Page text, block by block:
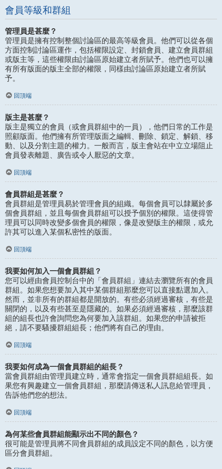
會員等級和群組
管理員是甚麼？
管理員是擁有控制整個討論區的最高等級會員。他們可以從各個
方面控制討論區運作，包括權限設定、封鎖會員、建立會員群組
或版主等，這些權限由討論區原始建立者所賦予。他們也可以擁
有所有版面的版主全部的權限，同樣由討論區原始建立者所賦
予。
回頂端
版主是甚麼？
版主是獨立的會員（或會員群組中的一員），他們日常的工作是
照顧版面。他們擁有所管理版面之編輯、刪除、鎖定、解鎖、移
動、以及分割主題的權力。一般而言，版主會站在中立立場阻止
會員發表離題、廣告或令人厭惡的文章。
回頂端
會員群組是甚麼？
會員群組是管理員易於管理會員的組織。每個會員可以隸屬於多
個會員群組，並且每個會員群組可以授予個別的權限。這使得管
理員可以同時改變多個會員的權限，像是改變版主的權限，或允
許其可以進入某個私密性的版面。
回頂端
我要如何加入一個會員群組？
您可以經由會員控制台中的「會員群組」連結去瀏覽所有的會員
群組。如果您想要加入其中某個群組那麼您可以直接點選加入。
然而，並非所有的群組都是開放的。有些必須經過審核，有些是
關閉的，以及有些甚至是隱藏的。如果必須經過審核，那麼該群
組的組長也許會詢問您為何要加入該群組。如果您的申請被拒
絕，請不要騷擾群組組長；他們將有自己的理由。
回頂端
我要如何成為一個會員群組的組長？
當會員群組由管理員建立時，通常會指定一個會員群組組長。如
果您有興趣建立一個會員群組，那麼請傳送私人訊息給管理員，
告訴他們您的想法。
回頂端
為何某些會員群組能顯示出不同的顏色？
很可能是管理員將不同會員群組的成員設定不同的顏色，以方便
區分會員群組。